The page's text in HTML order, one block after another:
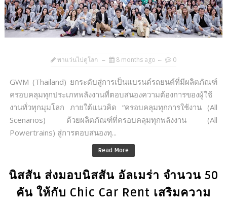
พาแว่นไปดูโลก 8 months ago 0
GWM (Thailand) ยกระดับสู่การเป็นแบรนด์รถยนต์ที่มีผลิตภัณฑ์
ครอบคลุมทุกประเภทพลังงานที่ตอบสนองความต้องการของผู้ใช้
งานทั่วทุกมุมโลก ภายใต้แนวคิด “ครอบคลุมทุกการใช้งาน (All
Scenarios) ด้วยผลิตภัณฑ์ที่ครอบคลุมทุกพลังงาน (All
Powertrains) สู่การตอบสนองทุ...
Read More
นิสสัน ส่งมอบนิสสัน อัลเมร่า จำนวน 50
คัน ให้กับ Chic Car Rent เสริมความ